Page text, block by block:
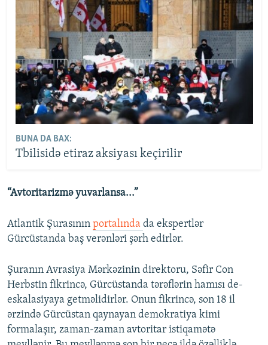
BUNA DA BAX:
Tbilisidə etiraz aksiyası keçirilir
“Avtoritarizmə yuvarlansa...”
Atlantik Şurasının portalında da ekspertlər
Gürcüstanda baş verənləri şərh edirlər.
Şuranın Avrasiya Mərkəzinin direktoru, Səfir Con
Herbstin fikrincə, Gürcüstanda tərəflərin hamısı de-
eskalasiyaya getməlidirlər. Onun fikrincə, son 18 il
ərzində Gürcüstan qaynayan demokratiya kimi
formalaşır, zaman-zaman avtoritar istiqamətə